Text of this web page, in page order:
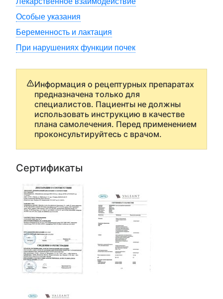
Особые указания
Беременность и лактация
При нарушениях функции почек
Информация о рецептурных препаратах
предназначена только для
специалистов. Пациенты не должны
использовать инструкцию в качестве
плана самолечения. Перед применением
проконсультируйтесь с врачом.
Сертификаты